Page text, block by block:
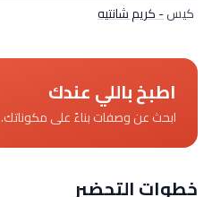
كيس- كريم شانتيه
اطبخ باللي عندك
ابحث عن وصفات بناءً على مكوناتك.
خطوات التحضير